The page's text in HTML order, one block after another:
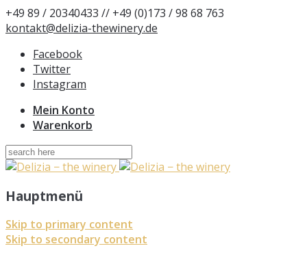
+49 89 / 20340433 // +49 (0)173 / 98 68 763
kontakt@delizia-thewinery.de
Facebook
Twitter
Instagram
Mein Konto
Warenkorb
Suchen
nach:
Hauptmenü
Skip to primary content
Skip to secondary content